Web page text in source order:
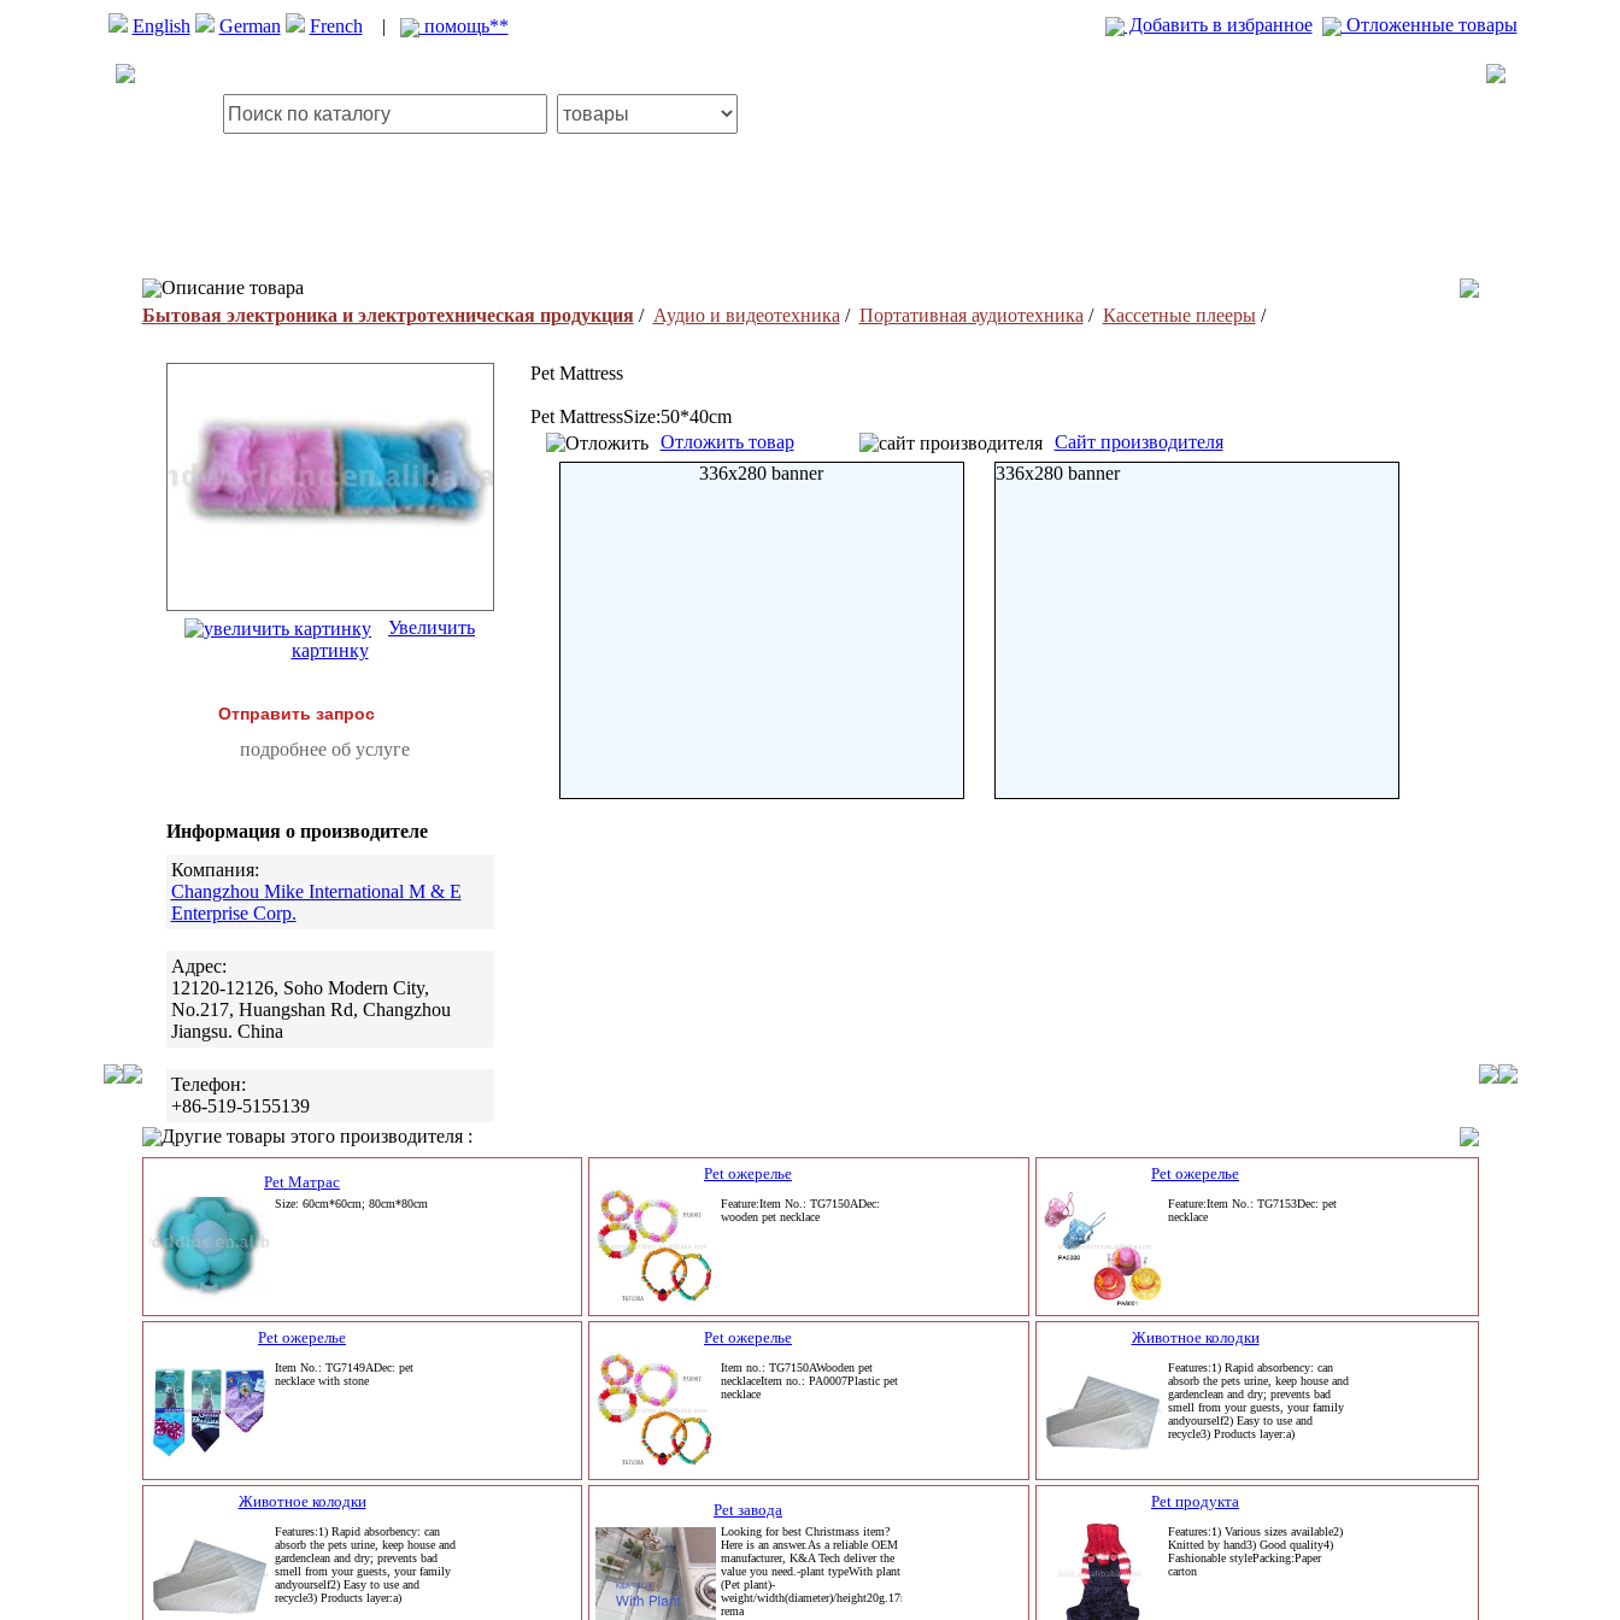
English German French | помощь** Добавить в избранное Отложенные товары
Описание товара
Бытовая электроника и электротехническая продукция/ Аудио и видеотехника / Портативная аудиотехника / Кассетные плееры/
Увеличить
картинку
Отправить запрос
подробнее об услуге
Информация о производителе
Компания:
Changzhou Mike International M & E
Enterprise Corp.
Адрес:
12120-12126, Soho Modern City,
No.217, Huangshan Rd, Changzhou
Jiangsu. China
Телефон:
+86-519-5155139
Pet Mattress
Pet MattressSize:50*40cm
Отложить товар
Сайт производителя
336x280 banner
336x280 banner
Другие товары этого производителя :
Pet Матрас
Size: 60cm*60cm; 80cm*80cm
Pet ожерелье
Feature:Item No.: TG7150ADec:
wooden pet necklace
Pet ожерелье
Feature:Item No.: TG7153Dec: pet
necklace
Pet ожерелье
Item No.: TG7149ADec: pet
necklace with stone
Pet ожерелье
Item no.: TG7150AWooden pet
necklaceItem no.: PA0007Plastic pet
necklace
Животное колодки
Features:1) Rapid absorbency: can
absorb the pets urine, keep house and
gardenclean and dry; prevents bad
smell from your guests, your family
andyourself2) Easy to use and
recycle3) Products layer:a)
Животное колодки
Features:1) Rapid absorbency: can
absorb the pets urine, keep house and
gardenclean and dry; prevents bad
smell from your guests, your family
andyourself2) Easy to use and
recycle3) Products layer:a)
Pet завода
Looking for best Christmass item?
Here is an answer.As a reliable OEM
manufacturer, K&A Tech deliver the
value you need.-plant typeWith plant
(Pet plant)-
weight/width(diameter)/height20g.17mm/42mm-
rema
Pet продукта
Features:1) Various sizes available2)
Knitted by hand3) Good quality4)
Fashionable stylePacking:Paper
carton